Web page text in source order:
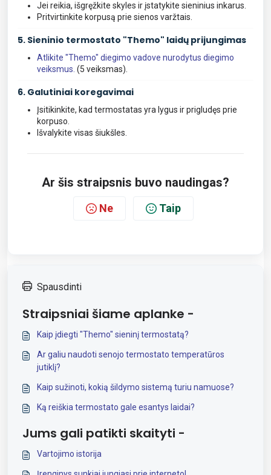
Jei reikia, išgręžkite skyles ir įstatykite sieninius inkarus.
Pritvirtinkite korpusą prie sienos varžtais.
5. Sieninio termostato "Themo" laidų prijungimas
Atlikite "Themo" diegimo vadove nurodytus diegimo
veiksmus. (5 veiksmas).
6. Galutiniai koregavimai
Įsitikinkite, kad termostatas yra lygus ir prigludęs prie
korpuso.
Išvalykite visas šiukšles.
Ar šis straipsnis buvo naudingas?
Ne Taip
Spausdinti
Straipsniai šiame aplanke -
Kaip įdiegti "Themo" sieninį termostatą?
Ar galiu naudoti senojo termostato temperatūros
jutiklį?
Kaip sužinoti, kokią šildymo sistemą turiu namuose?
Ką reiškia termostato gale esantys laidai?
Jums gali patikti skaityti -
Vartojimo istorija